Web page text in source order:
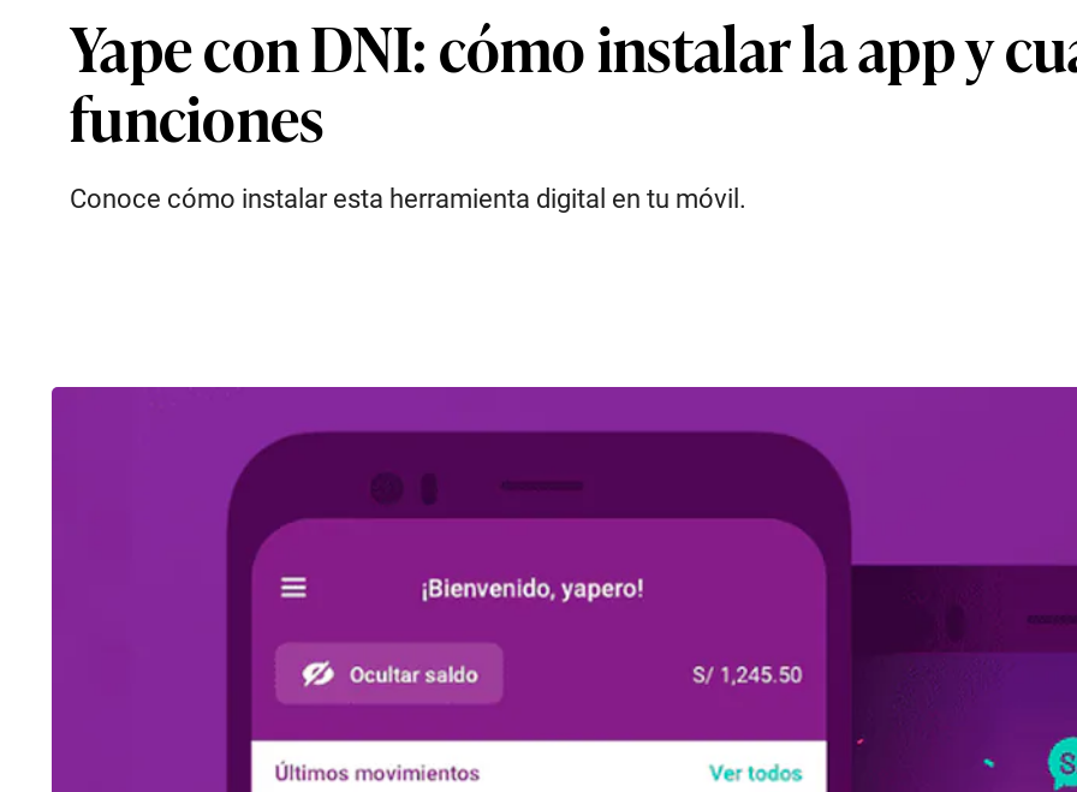
Yape con DNI: cómo instalar la app y
funciones
Conoce cómo instalar esta herramienta digital en tu móvil.